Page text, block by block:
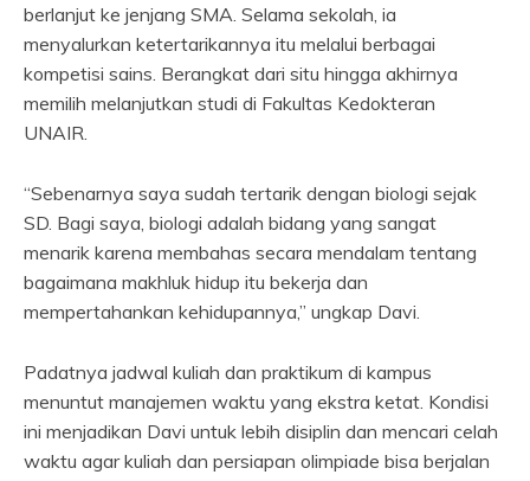
berlanjut ke jenjang SMA. Selama sekolah, ia
menyalurkan ketertarikannya itu melalui berbagai
kompetisi sains. Berangkat dari situ hingga akhirnya
memilih melanjutkan studi di Fakultas Kedokteran
UNAIR.
“Sebenarnya saya sudah tertarik dengan biologi sejak
SD. Bagi saya, biologi adalah bidang yang sangat
menarik karena membahas secara mendalam tentang
bagaimana makhluk hidup itu bekerja dan
mempertahankan kehidupannya,” ungkap Davi.
Padatnya jadwal kuliah dan praktikum di kampus
menuntut manajemen waktu yang ekstra ketat. Kondisi
ini menjadikan Davi untuk lebih disiplin dan mencari celah
waktu agar kuliah dan persiapan olimpiade bisa berjalan